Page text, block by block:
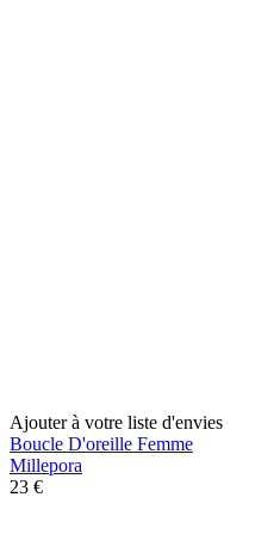
Ajouter à votre liste d'envies
Boucle D'oreille Femme
Millepora
23 €